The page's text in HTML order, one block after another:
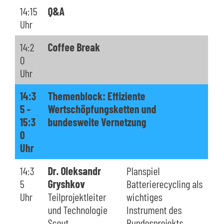
14:15
Uhr
Q&A
14:2
0
Uhr
Coffee Break
14:3
5 -
15:3
0
Uhr
Themenblock: Effiziente
Wertschöpfungsketten und
bundesweite Vernetzung
14:3
5
Uhr
Dr. Oleksandr
Gryshkov
Teilprojektleiter
und Technologie
Planspiel
Batterierecycling als
wichtiges
Instrument des